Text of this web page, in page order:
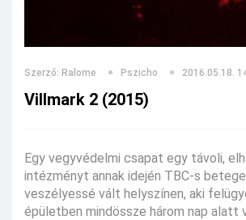
Szerző: Ralome Pszicho 2016.05.18.
Villmark 2 (2015)
Egy vegyvédelmi csapat egy távoli,
intézményt annak idején TBC-s
veszélyessé vált helyszínen, aki
épületben mindössze három nap alatt